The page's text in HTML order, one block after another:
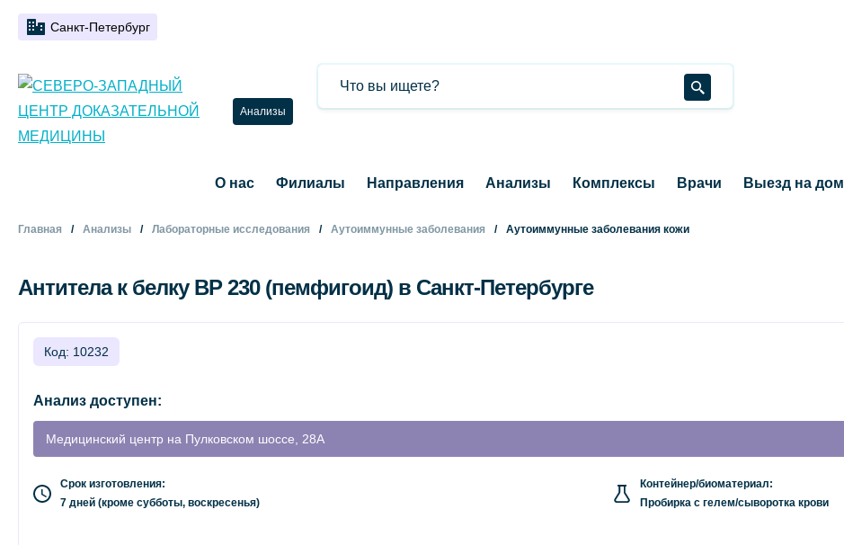
Санкт-Петербург
Анализы
О нас Филиалы Направления Анализы Комплексы Врачи Выезд на дом
Главная Анализы Лабораторные исследования Аутоиммунные заболевания Аутоиммунные заболевания кожи
Антитела к белку ВР 230 (пемфигоид) в Санкт-Петербурге
Код: 10232
Анализ доступен:
Медицинский центр на Пулковском шоссе, 28А
Срок изготовления:
7 дней (кроме субботы, воскресенья)
Контейнер/биоматериал:
Пробирка с гелем/сыворотка крови